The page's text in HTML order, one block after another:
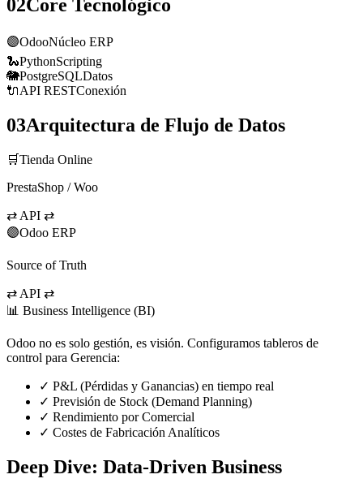
02Core Tecnológico
🟣OdooNúcleo ERP
🐍PythonScripting
🐘PostgreSQLDatos
🔌API RESTConexión
03Arquitectura de Flujo de Datos
🛒Tienda Online
PrestaShop / Woo
⇄ API ⇄
🟣Odoo ERP
Source of Truth
⇄ API ⇄
📊 Business Intelligence (BI)
Odoo no es solo gestión, es visión. Configuramos tableros de
control para Gerencia:
✓ P&L (Pérdidas y Ganancias) en tiempo real
✓ Previsión de Stock (Demand Planning)
✓ Rendimiento por Comercial
✓ Costes de Fabricación Analíticos
Deep Dive: Data-Driven Business